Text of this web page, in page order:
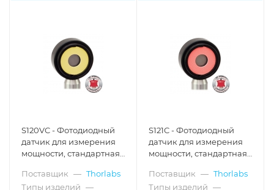
S120VC - Фотодиодный
датчик для измерения
мощности, стандартная
кремний, рабочий
Поставщик — Thorlabs
Типы изделий —
S121C - Фотодиодный
датчик для измерения
мощности, стандартная
кремний, рабочий
Поставщик — Thorlabs
Типы изделий —